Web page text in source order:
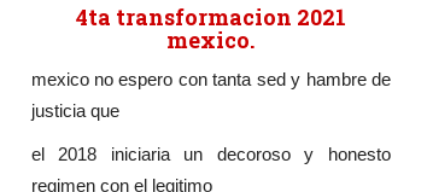
4ta transformacion 2021
mexico.
mexico no espero con tanta sed y hambre de
justicia que
el 2018 iniciaria un decoroso y honesto
regimen con el legitimo